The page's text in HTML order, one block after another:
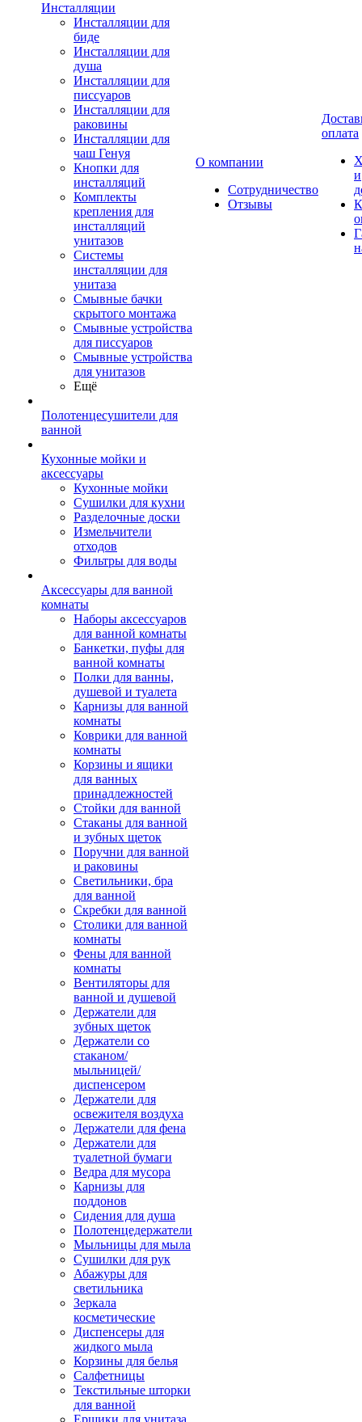
Инсталляции
Инсталляции для
биде
Инсталляции для
душа
Инсталляции для
писсуаров
Инсталляции для
раковины
Инсталляции для
чаш Генуя
Кнопки для
инсталляций
Комплекты
крепления для
инсталляций
унитазов
Системы
инсталляции для
унитаза
Смывные бачки
скрытого монтажа
Смывные устройства
для писсуаров
Смывные устройства
для унитазов
Ещё
Полотенцесушители для
ванной
Кухонные мойки и
аксессуары
Кухонные мойки
Сушилки для кухни
Разделочные доски
Измельчители
отходов
Фильтры для воды
Аксессуары для ванной
комнаты
Наборы аксессуаров
для ванной комнаты
Банкетки, пуфы для
ванной комнаты
Полки для ванны,
душевой и туалета
Карнизы для ванной
комнаты
Коврики для ванной
комнаты
Корзины и ящики
для ванных
принадлежностей
Стойки для ванной
Стаканы для ванной
и зубных щеток
Поручни для ванной
и раковины
Светильники, бра
для ванной
Скребки для ванной
Столики для ванной
комнаты
Фены для ванной
комнаты
Вентиляторы для
ванной и душевой
Держатели для
зубных щеток
Держатели со
стаканом/
мыльницей/
диспенсером
Держатели для
освежителя воздуха
Держатели для фена
Держатели для
туалетной бумаги
Ведра для мусора
Карнизы для
поддонов
Сидения для душа
Полотенцедержатели
Мыльницы для мыла
Сушилки для рук
Абажуры для
светильника
Зеркала
косметические
Диспенсеры для
жидкого мыла
Корзины для белья
Салфетницы
Текстильные шторки
для ванной
Ершики для унитаза
О компании
Сотрудничество
Отзывы
оплата
и